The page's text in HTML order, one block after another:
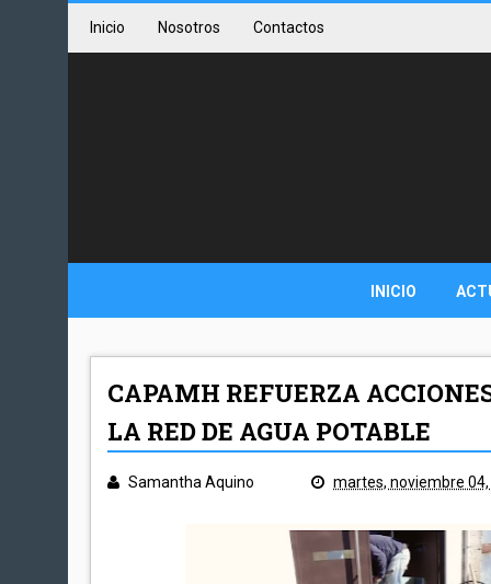
Inicio Nosotros Contactos
INICIO
CAPAMH REFUERZA
LA RED DE AGUA POTABLE
Samantha Aquino martes, noviembre 04,